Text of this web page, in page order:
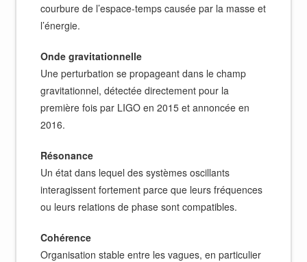
courbure de l’espace-temps causée par la masse et
l’énergie.
Onde gravitationnelle
Une perturbation se propageant dans le champ
gravitationnel, détectée directement pour la
première fois par LIGO en 2015 et annoncée en
2016.
Résonance
Un état dans lequel des systèmes oscillants
interagissent fortement parce que leurs fréquences
ou leurs relations de phase sont compatibles.
Cohérence
Organisation stable entre les vagues, en particulier